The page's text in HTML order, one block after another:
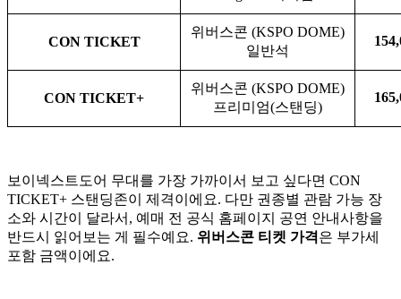
CON TICKET
위버스콘 (KSPO DOME)
일반석
CON TICKET+
위버스콘 (KSPO DOME)
프리미엄(스탠딩)
보이넥스트도어 무대를 가장 가까이서 보고 싶다면 CON
TICKET+ 스탠딩존이 제격이에요. 다만 권종별 관람 가능 장
소와 시간이 달라서, 예매 전 공식 홈페이지 공연 안내사항을
반드시 읽어보는 게 필수예요. 위버스콘 티켓 가격은 부가세
포함 금액이에요.